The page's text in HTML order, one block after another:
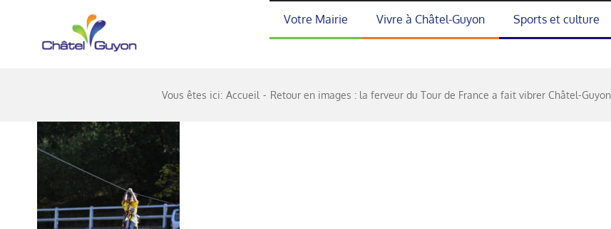
Votre Mairie Vivre à Châtel-Guyon Sports et culture
Vous êtes ici: Accueil Retour en images : la ferveur du Tour de France a fait vibrer Châtel-Guyon